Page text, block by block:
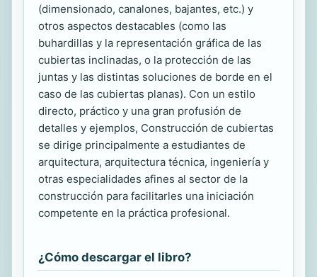
(dimensionado, canalones, bajantes, etc.) y
otros aspectos destacables (como las
buhardillas y la representación gráfica de las
cubiertas inclinadas, o la protección de las
juntas y las distintas soluciones de borde en el
caso de las cubiertas planas). Con un estilo
directo, práctico y una gran profusión de
detalles y ejemplos, Construcción de cubiertas
se dirige principalmente a estudiantes de
arquitectura, arquitectura técnica, ingeniería y
otras especialidades afines al sector de la
construcción para facilitarles una iniciación
competente en la práctica profesional.
¿Cómo descargar el libro?